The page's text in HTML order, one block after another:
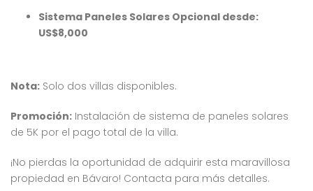
Sistema Paneles Solares Opcional desde:
US$8,000
Nota: Solo dos villas disponibles.
Promoción: Instalación de sistema de paneles solares
de 5K por el pago total de la villa.
¡No pierdas la oportunidad de adquirir esta maravillosa
propiedad en Bávaro! Contacta para más detalles.